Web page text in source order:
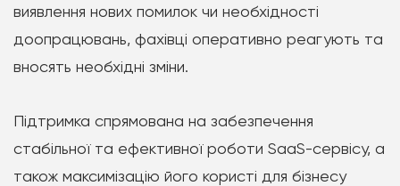
виявлення нових помилок чи необхідності
доопрацювань, фахівці оперативно реагують та
вносять необхідні зміни.
Підтримка спрямована на забезпечення
стабільної та ефективної роботи SaaS-сервісу, а
також максимізацію його користі для бізнесу